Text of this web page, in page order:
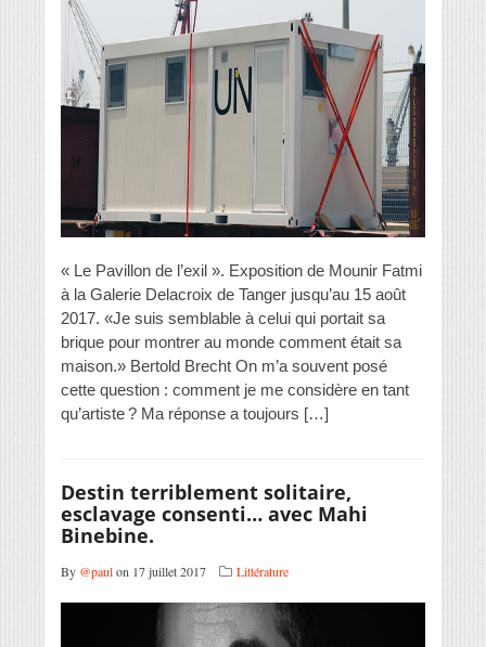
« Le Pavillon de l’exil ». Exposition de Mounir Fatmi
à la Galerie Delacroix de Tanger jusqu’au 15 août
2017. «Je suis semblable à celui qui portait sa
brique pour montrer au monde comment était sa
maison.» Bertold Brecht On m’a souvent posé
cette question : comment je me considère en tant
qu’artiste ? Ma réponse a toujours […]
Destin terriblement solitaire,
esclavage consenti… avec Mahi
Binebine.
By @paulon 17 juillet 2017 Littérature